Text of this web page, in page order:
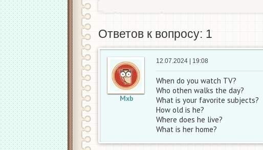
Ответов к вопросу: 1
Мxb
12.07.2024 | 19:08
When do you watch TV?
Who othen walks the day?
What is your favorite subjects?
How old is he?
Where does he live?
What is her home?